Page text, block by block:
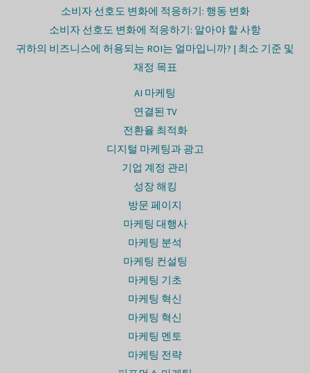
소비자 선호도 변화에 적응하기: 행동 변화
소비자 선호도 변화에 적응하기: 알아야 할 사항
귀하의 비즈니스에 허용되는 ROI는 얼마입니까? | 최소 기준 및
재정 목표
AI 마케팅
연결된 TV
전환율 최적화
디지털 마케팅과 광고
기업 계정 관리
성장 해킹
방문 페이지
마케팅 대행사
마케팅 분석
마케팅 컨설팅
마케팅 기초
마케팅 혁신
마케팅 혁신
마케팅 멘토
마케팅 전략